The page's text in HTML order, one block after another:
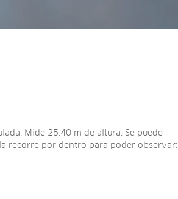
Mide 25.40 m de altura. Se puede
recorre por dentro para poder observar: